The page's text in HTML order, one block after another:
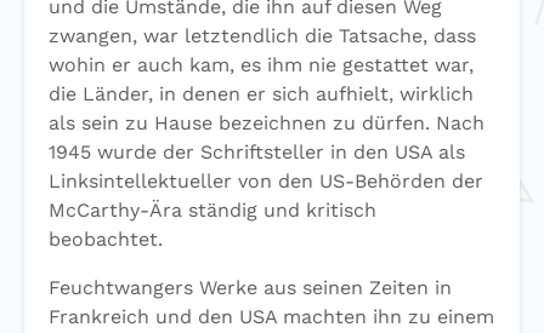
und die Umstände, die ihn auf diesen Weg
zwangen, war letztendlich die Tatsache, dass
wohin er auch kam, es ihm nie gestattet war,
die Länder, in denen er sich aufhielt, wirklich
als sein zu Hause bezeichnen zu dürfen. Nach
1945 wurde der Schriftsteller in den USA als
Linksintellektueller von den US-Behörden der
McCarthy-Ära ständig und kritisch
beobachtet.
Feuchtwangers Werke aus seinen Zeiten in
Frankreich und den USA machten ihn zu einem